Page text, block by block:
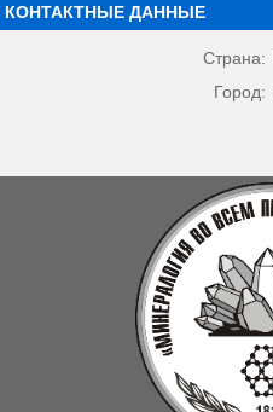
КОНТАКТНЫЕ ДАННЫЕ
Страна:
Город: